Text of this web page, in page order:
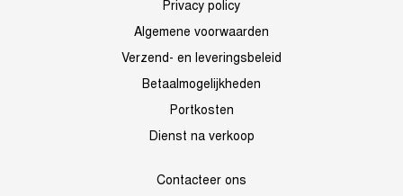
Privacy policy
Algemene voorwaarden
Verzend- en leveringsbeleid
Betaalmogelijkheden
Portkosten
Dienst na verkoop
Contacteer ons